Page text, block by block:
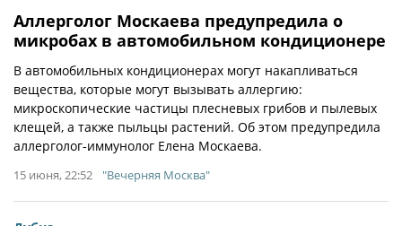
Аллерголог Москаева предупредила о
микробах в автомобильном кондиционере
В автомобильных кондиционерах могут накапливаться
вещества, которые могут вызывать аллергию:
микроскопические частицы плесневых грибов и пылевых
клещей, а также пыльцы растений. Об этом предупредила
аллерголог-иммунолог Елена Москаева.
15 июня, 22:52 "Вечерняя Москва"